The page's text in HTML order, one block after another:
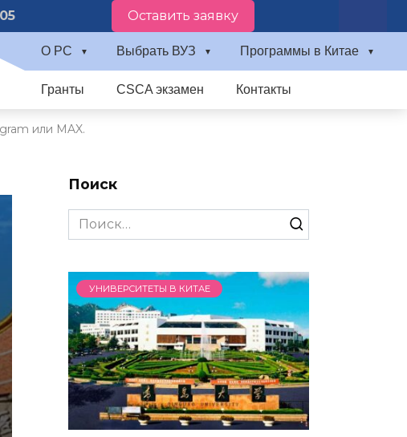
Оставить заявку
О PC Выбрать ВУЗ Программы в Китае
Гранты CSCA экзамен Контакты
или MAX.
Поиск
Search
for:
УНИВЕРСИТЕТЫ В КИТАЕ